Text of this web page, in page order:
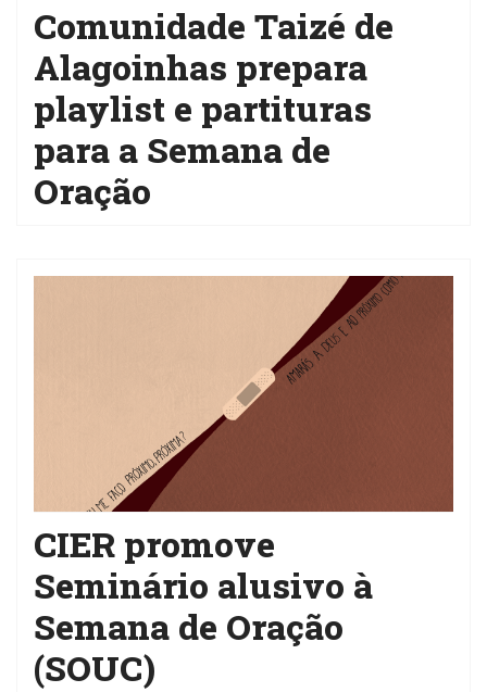
Comunidade Taizé de
Alagoinhas prepara
playlist e partituras
para a Semana de
Oração
CIER promove
Seminário alusivo à
Semana de Oração
(SOUC)